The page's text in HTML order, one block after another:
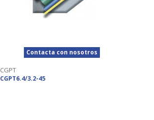
Contacta con nosotros
CGPT
CGPT6.4/3.2-45